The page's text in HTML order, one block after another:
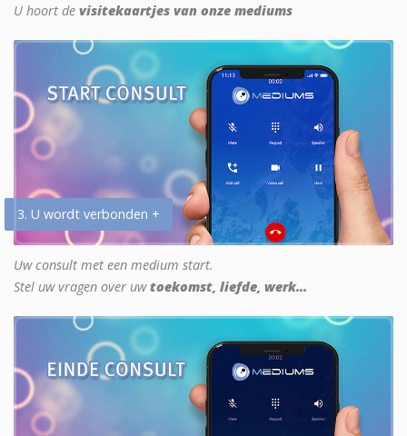
U hoort de visitekaartjes van onze mediums
3. U wordt verbonden +
Uw consult met een medium start.
Stel uw vragen over uwtoekomst, liefde, werk...